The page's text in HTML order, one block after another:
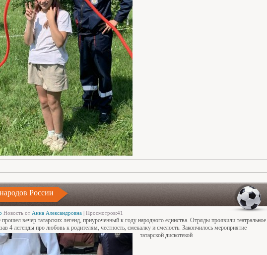
России
Новость от Анна Александровна | Просмотров:41
вечер татарских легенд, приуроченный к году народного единства. Отряды проявили театральное
4 легенды про любовь к родителям, честность, смекалку и смелость. Закончилось мероприятие
татарской дискотекой